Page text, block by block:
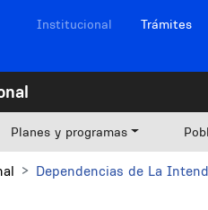
Navegación sitios
Institucional Trámites
Planes y programas
Dependencias de La